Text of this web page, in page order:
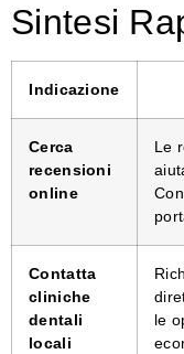
Sintesi
Indicazione
Cerca
recensioni
online
Le
Contatta
cliniche
dentali
locali
le